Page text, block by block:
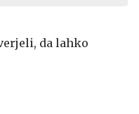
da lahko